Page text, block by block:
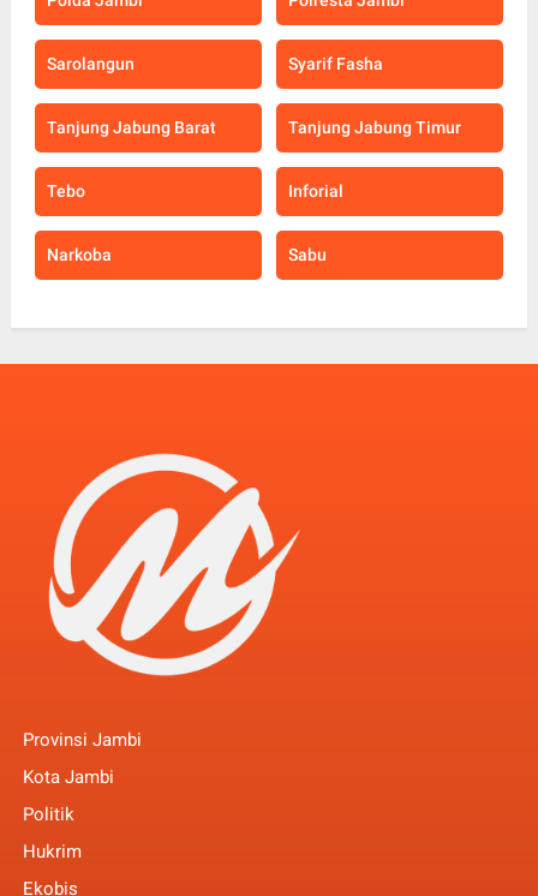
Sarolangun Syarif Fasha
Tanjung Jabung Barat Tanjung Jabung Timur
Tebo Inforial
Narkoba Sabu
Provinsi Jambi
Kota Jambi
Politik
Hukrim
Ekobis